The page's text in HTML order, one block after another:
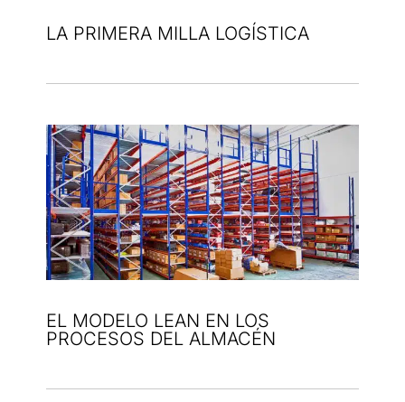
LA PRIMERA MILLA LOGÍSTICA
EL MODELO LEAN EN LOS
PROCESOS DEL ALMACÉN